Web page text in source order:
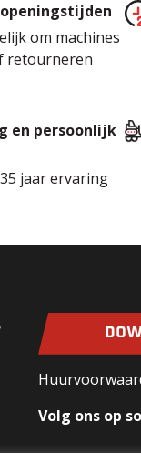
om machines
retourneren
en persoonlijk
jaar ervaring
Volg ons op